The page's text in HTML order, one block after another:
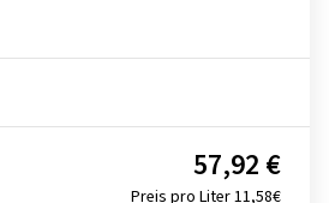
Preis pro Liter 11,58€
57,92 €